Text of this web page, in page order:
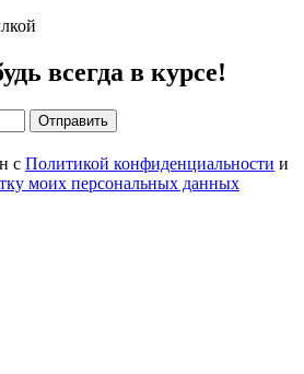
всегда в курсе!
Отправить
с Политикой конфиденциальности и
моих персональных данных